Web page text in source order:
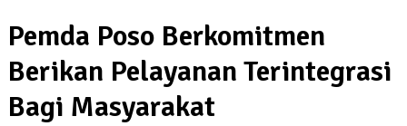
Pemda Poso Berkomitmen
Berikan Pelayanan Terintegrasi
Bagi Masyarakat